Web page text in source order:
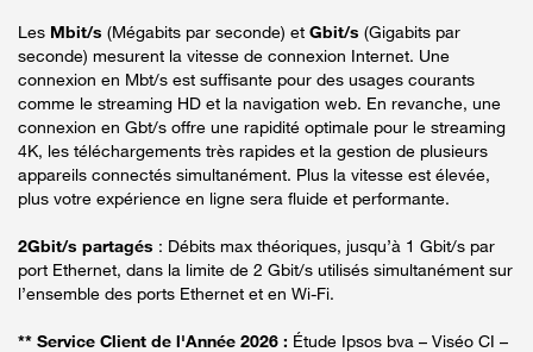
Les Mbit/s (Mégabits par seconde) et Gbit/s (Gigabits par
seconde) mesurent la vitesse de connexion Internet. Une
connexion en Mbt/s est suffisante pour des usages courants
comme le streaming HD et la navigation web. En revanche, une
connexion en Gbt/s offre une rapidité optimale pour le streaming
4K, les téléchargements très rapides et la gestion de plusieurs
appareils connectés simultanément. Plus la vitesse est élevée,
plus votre expérience en ligne sera fluide et performante.
2Gbit/s partagés : Débits max théoriques, jusqu’à 1 Gbit/s par
port Ethernet, dans la limite de 2 Gbit/s utilisés simultanément sur
l’ensemble des ports Ethernet et en Wi-Fi.
** Service Client de l'Année 2026 : Étude Ipsos bva – Viséo CI –